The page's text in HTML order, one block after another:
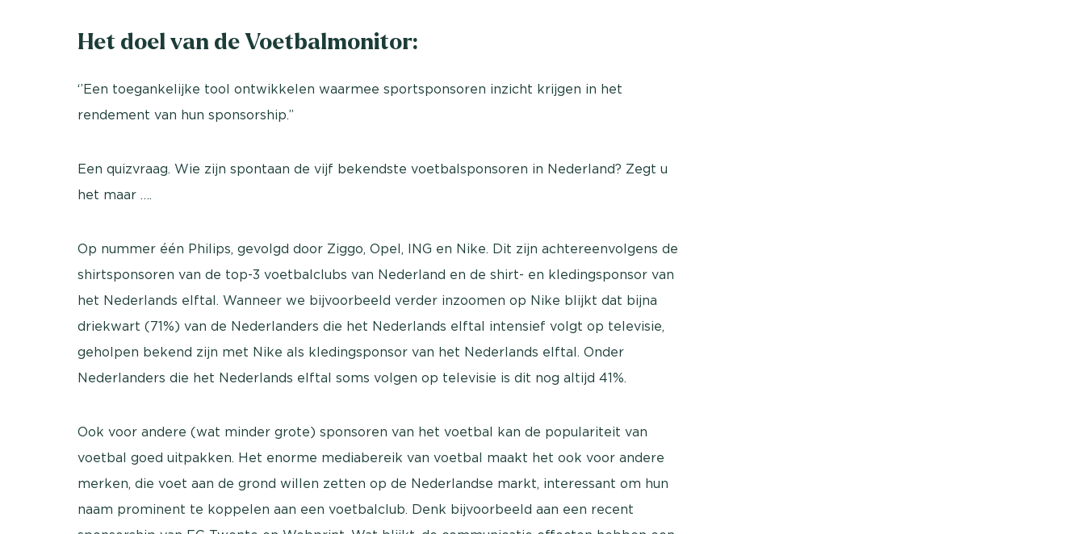
Het doel van de Voetbalmonitor:
‘’Een toegankelijke tool ontwikkelen waarmee sportsponsoren inzicht krijgen in het
rendement van hun sponsorship.”
Een quizvraag. Wie zijn spontaan de vijf bekendste voetbalsponsoren in Nederland? Zegt u
het maar ….
Op nummer één Philips, gevolgd door Ziggo, Opel, ING en Nike. Dit zijn achtereenvolgens de
shirtsponsoren van de top-3 voetbalclubs van Nederland en de shirt- en kledingsponsor van
het Nederlands elftal. Wanneer we bijvoorbeeld verder inzoomen op Nike blijkt dat bijna
driekwart (71%) van de Nederlanders die het Nederlands elftal intensief volgt op televisie,
geholpen bekend zijn met Nike als kledingsponsor van het Nederlands elftal. Onder
Nederlanders die het Nederlands elftal soms volgen op televisie is dit nog altijd 41%.
Ook voor andere (wat minder grote) sponsoren van het voetbal kan de populariteit van
voetbal goed uitpakken. Het enorme mediabereik van voetbal maakt het ook voor andere
merken, die voet aan de grond willen zetten op de Nederlandse markt, interessant om hun
naam prominent te koppelen aan een voetbalclub. Denk bijvoorbeeld aan een recent